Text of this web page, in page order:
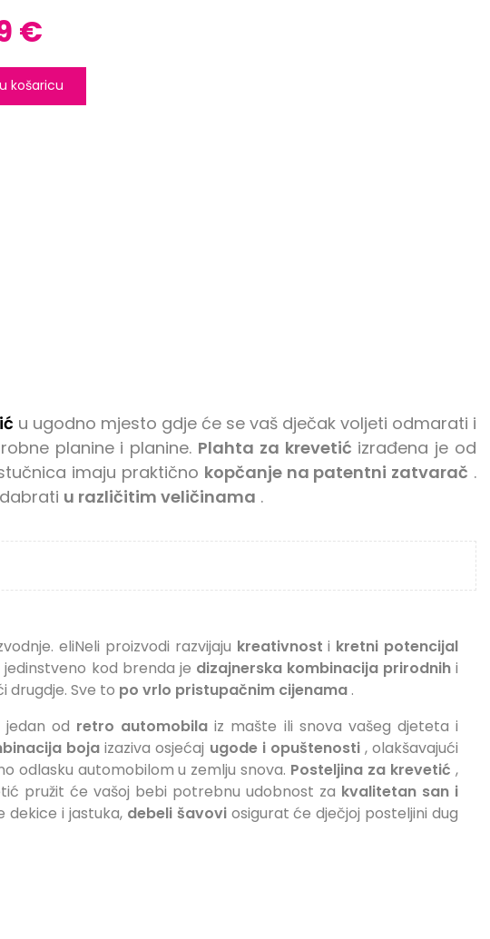
€
košaricu
u ugodno mjesto gdje će se vaš dječak voljeti odmarati i
planine i planine. Plahta za krevetić izrađena je od
imaju praktično kopčanje na patentni zatvarač .
u različitim veličinama .
eliNeli proizvodi razvijaju kreativnost i kretni potencijal
jedinstveno kod brenda je dizajnerska kombinacija prirodnihi
drugdje. Sve to po vrlo pristupačnim cijenama .
jedan od retro automobila iz mašte ili snova vašeg djeteta i
boja izaziva osjećaj ugode i opuštenosti, olakšavajući
odlasku automobilom u zemlju snova. Posteljina za krevetić ,
pružit će vašoj bebi potrebnu udobnost za kvalitetan san i
dekice i jastuka, debeli šavoviosigurat će dječjoj posteljini dug